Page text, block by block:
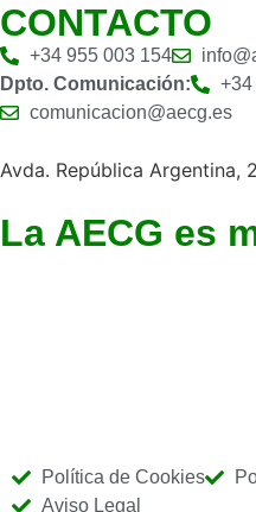
CONTACTO
+34 955 003 154
Dpto. Comunicación:
+34
comunicacion@aecg.es
Avda. República Argentina,
La AECG es
Política de Cookies
Aviso Legal